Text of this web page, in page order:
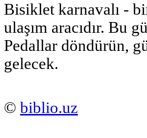
Bisiklet karnavalı -
ulaşım aracıdır. Bu
Pedallar döndürün,
gelecek.
© biblio.uz